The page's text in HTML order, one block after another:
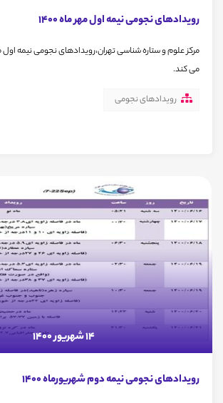
رویدادهای نجومی نیمه اول مهر ماه 1400
می کند.
رویدادهای نجومی
14 شهریور 1400
رویدادهای نجومی نیمه دوم شهریورماه 1400